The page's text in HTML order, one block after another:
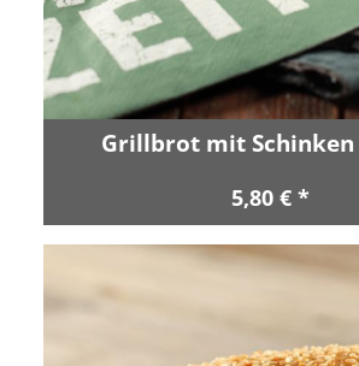
Grillbrot mit Schinken
5,80 € *